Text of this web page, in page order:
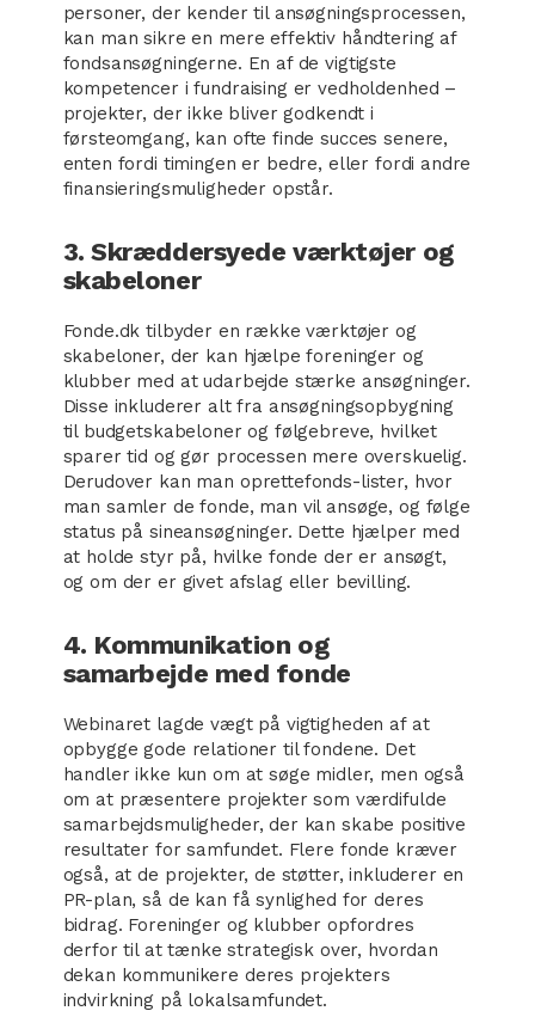
personer, der kender til ansøgningsprocessen,
kan man sikre en mere effektiv håndtering af
fondsansøgningerne. En af de vigtigste
kompetencer i fundraising er vedholdenhed –
projekter, der ikke bliver godkendt i
førsteomgang, kan ofte finde succes senere,
enten fordi timingen er bedre, eller fordi andre
finansieringsmuligheder opstår.
3. Skræddersyede værktøjer og
skabeloner
Fonde.dk tilbyder en række værktøjer og
skabeloner, der kan hjælpe foreninger og
klubber med at udarbejde stærke ansøgninger.
Disse inkluderer alt fra ansøgningsopbygning
til budgetskabeloner og følgebreve, hvilket
sparer tid og gør processen mere overskuelig.
Derudover kan man oprettefonds-lister, hvor
man samler de fonde, man vil ansøge, og følge
status på sineansøgninger. Dette hjælper med
at holde styr på, hvilke fonde der er ansøgt,
og om der er givet afslag eller bevilling.
4. Kommunikation og
samarbejde med fonde
Webinaret lagde vægt på vigtigheden af at
opbygge gode relationer til fondene. Det
handler ikke kun om at søge midler, men også
om at præsentere projekter som værdifulde
samarbejdsmuligheder, der kan skabe positive
resultater for samfundet. Flere fonde kræver
også, at de projekter, de støtter, inkluderer en
PR-plan, så de kan få synlighed for deres
bidrag. Foreninger og klubber opfordres
derfor til at tænke strategisk over, hvordan
dekan kommunikere deres projekters
indvirkning på lokalsamfundet.